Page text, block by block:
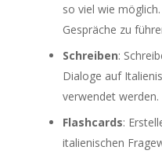
so viel wie
Gespräche zu
Schreiben:
Dialoge auf
verwendet werden.
Flashcards:
italienischen